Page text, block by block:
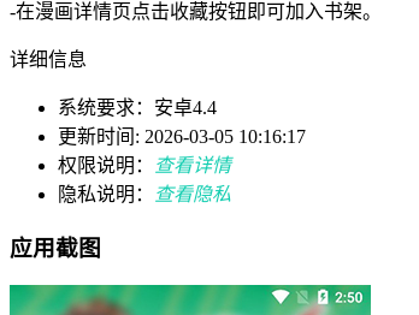
-在漫画详情页点击收藏按钮即可加入书架。
详细信息
系统要求：安卓4.4
更新时间: 2026-03-05 10:16:17
权限说明：
查看详情
隐私说明：
查看隐私
应用截图